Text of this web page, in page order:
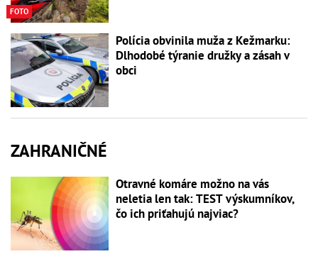
FOTO
Polícia obvinila muža z Kežmarku:
Dlhodobé týranie družky a zásah v
obci
ZAHRANIČNÉ
Otravné komáre možno na vás
neletia len tak: TEST výskumníkov,
čo ich priťahujú najviac?